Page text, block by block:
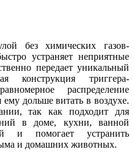
без химических газов-
устраняет неприятные
передает уникальный
конструкция триггера-
распределение
дольше витать в воздухе.
так как подходит для
в доме, кухни, ванной
и помогает устранить
и домашних животных.